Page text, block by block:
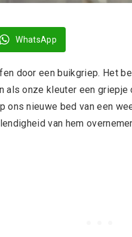
WhatsApp
door een buikgriep. Het
onze kleuter een
ons nieuwe bed van een
van hem